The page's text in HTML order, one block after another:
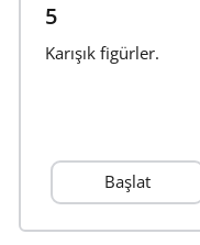
5
Karışık figürler.
Başlat